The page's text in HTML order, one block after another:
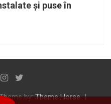
și puse în
by:Theme Horse